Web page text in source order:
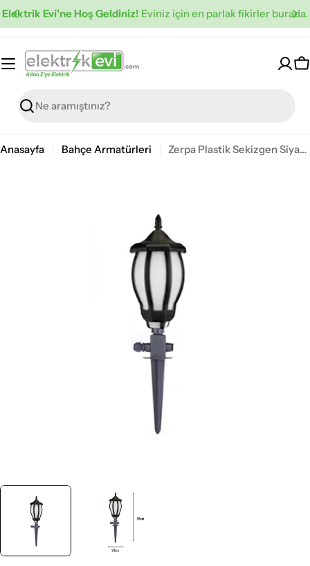
İçeriğe
Elektrik Evi'ne Hoş Geldiniz! Eviniz için en parlak fikirler burada.
Ara
Anasayfa Bahçe Armatürleri Zerpa Plastik Sekizgen Siyah Kazıklı Z 3019-1